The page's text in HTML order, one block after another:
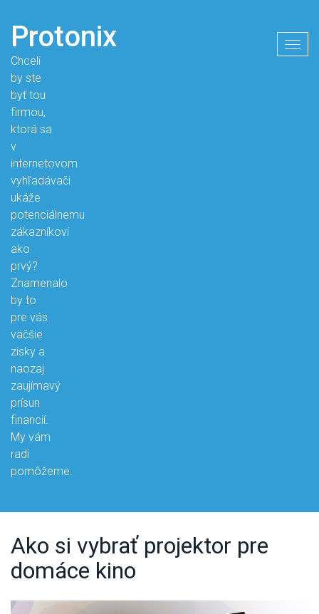
Protonix
Chceli
by ste
byť tou
firmou,
ktorá sa
v
internetovom
vyhľadávači
ukáže
potenciálnemu
zákazníkovi
ako
prvý?
Znamenalo
by to
pre vás
väčšie
zisky a
naozaj
zaujímavý
prísun
financií.
My vám
radi
pomôžeme.
Ako si vybrať projektor pre
domáce kino